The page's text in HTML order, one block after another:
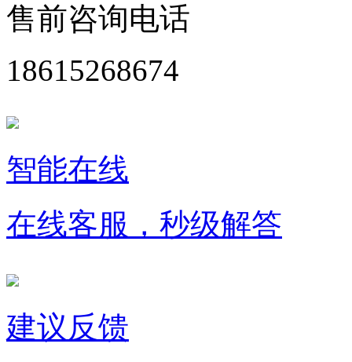
售前咨询电话
18615268674
智能在线
在线客服，秒级解答
建议反馈